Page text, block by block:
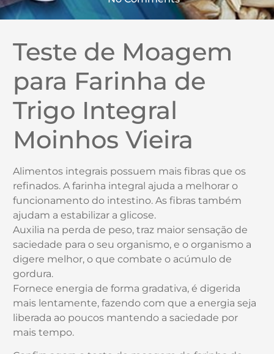
Teste de Moagem
para Farinha de
Trigo Integral
Moinhos Vieira
Alimentos integrais possuem mais fibras que os
refinados. A farinha integral ajuda a melhorar o
funcionamento do intestino. As fibras também
ajudam a estabilizar a glicose.
Auxilia na perda de peso, traz maior sensação de
saciedade para o seu organismo, e o organismo a
digere melhor, o que combate o acúmulo de
gordura.
Fornece energia de forma gradativa, é digerida
mais lentamente, fazendo com que a energia seja
liberada ao poucos mantendo a saciedade por
mais tempo.